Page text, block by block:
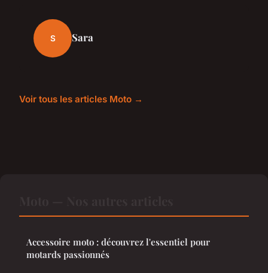
S Sara
Voir tous les articles Moto →
Accessoire moto : découvrez l'essentiel pour
motards passionnés